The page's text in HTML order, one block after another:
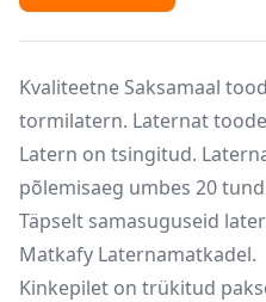
Kvaliteetne Saksamaal
tormilatern. Laternat
Latern on tsingitud.
põlemisaeg umbes 20
Täpselt samasuguseid
Matkafy Laternamatkadel.
Kinkepilet on trükitud